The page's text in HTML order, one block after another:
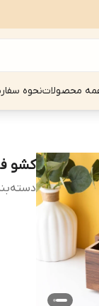
محصولاتنحوه
کشو